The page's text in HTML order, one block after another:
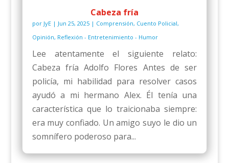
Cabeza fría
por JyE| Jun 25, 2025| Comprensión, Cuento Policial,
Opinión, Reflexión - Entretenimiento - Humor
Lee atentamente el siguiente relato:
Cabeza fría Adolfo Flores Antes de ser
policía, mi habilidad para resolver casos
ayudó a mi hermano Alex. Él tenía una
característica que lo traicionaba siempre:
era muy confiado. Un amigo suyo le dio un
somnífero poderoso para...